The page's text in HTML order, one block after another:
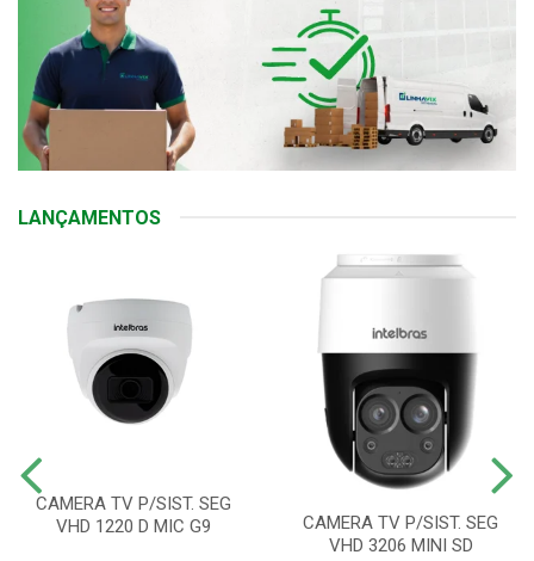
LANÇAMENTOS
CAMERA TV P/SIST. SEG
VHD 1220 D MIC G9
CAMERA TV P/SIST. SEG
VHD 3206 MINI SD